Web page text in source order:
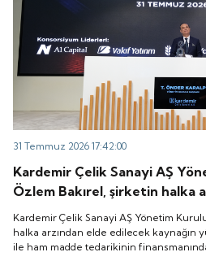
31 Temmuz 2026 17:42:00
Kardemir Çelik Sanayi AŞ
Özlem Bakırel, şirketin halka
kaynağın yüzde 90'ını
madde tedarikinin
belirtti.
Kardemir Çelik Sanayi AŞ Yönetim
halka arzından elde edilecek kaynağın
ile ham madde tedarikinin